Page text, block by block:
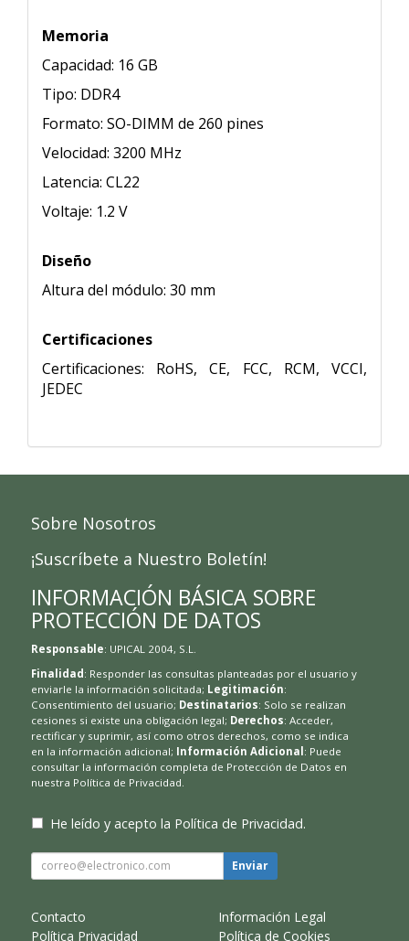
Memoria
Capacidad: 16 GB
Tipo: DDR4
Formato: SO-DIMM de 260 pines
Velocidad: 3200 MHz
Latencia: CL22
Voltaje: 1.2 V
Diseño
Altura del módulo: 30 mm
Certificaciones
Certificaciones: RoHS, CE, FCC, RCM, VCCI,
JEDEC
Sobre Nosotros
¡Suscríbete a Nuestro Boletín!
INFORMACIÓN BÁSICA SOBRE
PROTECCIÓN DE DATOS
Responsable: UPICAL 2004, S.L.
Finalidad: Responder las consultas planteadas por el usuario y
enviarle la información solicitada; Legitimación:
Consentimiento del usuario; Destinatarios: Solo se realizan
cesiones si existe una obligación legal; Derechos: Acceder,
rectificar y suprimir, así como otros derechos, como se indica
en la información adicional; Información Adicional: Puede
consultar la información completa de Protección de Datos en
nuestra Política de Privacidad
He leído y acepto la Política de Privacidad.
Enviar
Contacto
Información Legal
Política Privacidad
Política de Cookies